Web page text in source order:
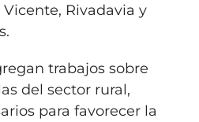
Vicente, Rivadavia y
trabajos sobre
del sector rural,
para favorecer la